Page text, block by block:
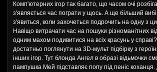
Комп'ютерних ігор так багато, що часом очі
з'являється час пограти у щось. А ще більший
з'явиться, коли захочеться подрочить на одну з
Навіщо витрачати час на пошуки різноманітних
одним махом подивитися на всіх красунь у
достатньо поглянути на 3D-мульт підбірку з
інших ігор. Тут блонда Ангел в образі відьмочки
пампушка Мей підставляє попу під пеніс коханця.